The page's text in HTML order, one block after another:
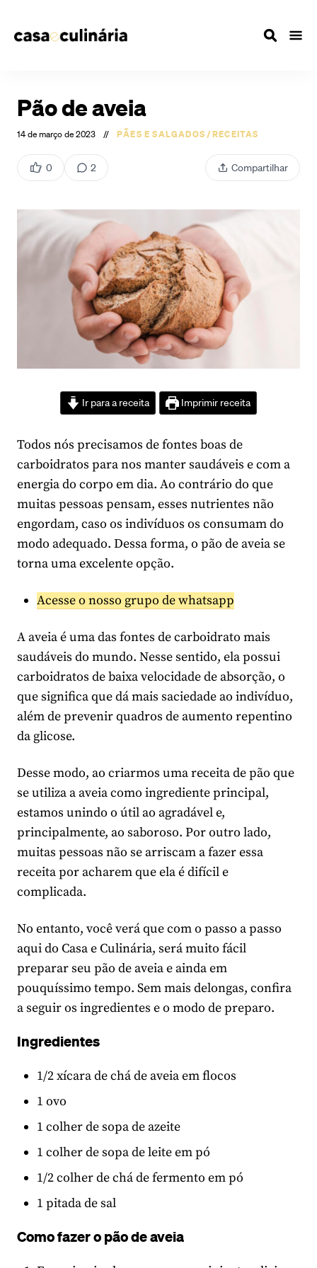
Pão de aveia
14 de março de 2023 // PÃES E SALGADOS/RECEITAS
0 2 Compartilhar
Ir para a receita Imprimir receita
Todos nós precisamos de fontes boas de
carboidratos para nos manter saudáveis e com a
energia do corpo em dia. Ao contrário do que
muitas pessoas pensam, esses nutrientes não
engordam, caso os indivíduos os consumam do
modo adequado. Dessa forma, o pão de aveia se
torna uma excelente opção.
Acesse o nosso grupo de whatsapp
A aveia é uma das fontes de carboidrato mais
saudáveis do mundo. Nesse sentido, ela possui
carboidratos de baixa velocidade de absorção, o
que significa que dá mais saciedade ao indivíduo,
além de prevenir quadros de aumento repentino
da glicose.
Desse modo, ao criarmos uma receita de pão que
se utiliza a aveia como ingrediente principal,
estamos unindo o útil ao agradável e,
principalmente, ao saboroso. Por outro lado,
muitas pessoas não se arriscam a fazer essa
receita por acharem que ela é difícil e
complicada.
No entanto, você verá que com o passo a passo
aqui do Casa e Culinária, será muito fácil
preparar seu pão de aveia e ainda em
pouquíssimo tempo. Sem mais delongas, confira
a seguir os ingredientes e o modo de preparo.
Ingredientes
1/2 xícara de chá de aveia em flocos
1 ovo
1 colher de sopa de azeite
1 colher de sopa de leite em pó
1/2 colher de chá de fermento em pó
1 pitada de sal
Como fazer o pão de aveia